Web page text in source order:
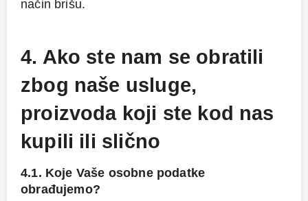
način brišu.
4. Ako ste nam se obratili
zbog naše usluge,
proizvoda koji ste kod nas
kupili ili slično
4.1. Koje Vaše osobne podatke
obrađujemo?